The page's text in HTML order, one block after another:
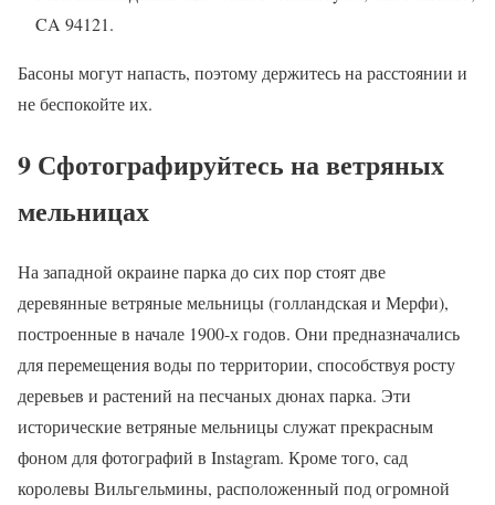
CA 94121.
Басоны могут напасть, поэтому держитесь на расстоянии и
не беспокойте их.
9 Сфотографируйтесь на ветряных
мельницах
На западной окраине парка до сих пор стоят две
деревянные ветряные мельницы (голландская и Мерфи),
построенные в начале 1900-х годов. Они предназначались
для перемещения воды по территории, способствуя росту
деревьев и растений на песчаных дюнах парка. Эти
исторические ветряные мельницы служат прекрасным
фоном для фотографий в Instagram. Кроме того, сад
королевы Вильгельмины, расположенный под огромной